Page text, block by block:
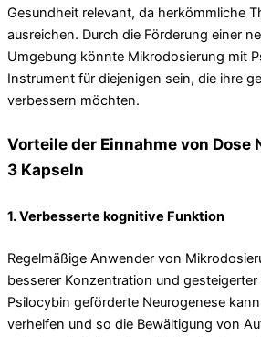
Gesundheit relevant, da herkömmliche
ausreichen. Durch die Förderung einer
Umgebung könnte Mikrodosierung mit
Instrument für diejenigen sein, die ihre
verbessern möchten.
Vorteile der Einnahme von Dose
3 Kapseln
1.Verbesserte kognitive Funktion
Regelmäßige Anwender von
besserer Konzentration und
Psilocybin geförderte Neurogenese
verhelfen und so die Bewältigung von